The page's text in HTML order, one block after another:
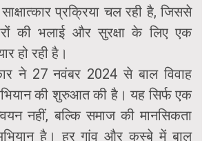
प्रक्रिया चल रही है, जिससे
की भलाई और सुरक्षा के लिए एक
हो रही है।
ने 27 नवंबर 2024 से बाल विवाह
की शुरुआत की है। यह सिर्फ एक
नहीं, बल्कि समाज की मानसिकता
है। हर गांव और कस्बे में बाल